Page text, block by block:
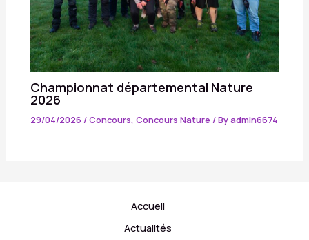
Championnat départemental Nature
2026
29/04/2026 /Concours,Concours Nature / Byadmin6674
Accueil
Actualités